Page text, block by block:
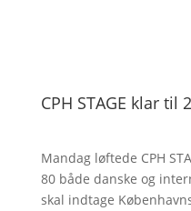
CPH STAGE klar til
Mandag løftede CPH
80 både danske og
skal indtage